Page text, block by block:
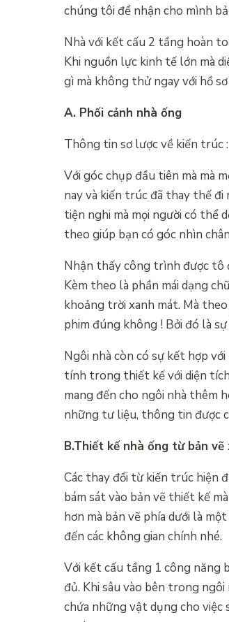
chúng tôi để nhận cho mình
Nhà với kết cấu 2 tầng hoàn
Khi nguồn lực kinh tế lớn mà
gì mà không thử ngay với hồ
A. Phối cảnh nhà ống
Thông tin sơ lược về kiến trúc :
Với góc chụp đầu tiên mà mà
nay và kiến trúc đã thay thế đi
tiện nghi mà mọi người có thể
theo giúp bạn có góc nhìn
Nhận thấy công trình được tô
Kèm theo là phần mái dạng
khoảng trời xanh mát. Mà
phim đúng không ! Bởi đó là
Ngôi nhà còn có sự kết hợp
tính trong thiết kế với diện
mang đến cho ngôi nhà thêm
những tư liệu, thông tin được
B.Thiết kế nhà ống từ bản
Các thay đổi từ kiến trúc hiện
bám sát vào bản vẽ thiết kế
hơn mà bản vẽ phía dưới là
đến các không gian chính nhé.
Với kết cấu tầng 1 công năng
đủ. Khi sâu vào bên trong
chứa những vật dụng cho